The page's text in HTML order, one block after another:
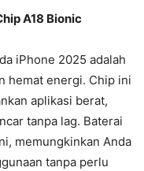
A18 Bionic
iPhone 2025 adalah
hemat energi. Chip ini
aplikasi berat,
tanpa lag. Baterai
memungkinkan Anda
tanpa perlu